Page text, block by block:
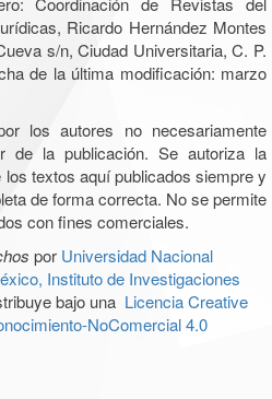
Ricardo Hernández Montes
s/n, Ciudad Universitaria, C. P.
de la última modificación: marzo
los autores no necesariamente
de la publicación. Se autoriza la
textos aquí publicados siempre y
de forma correcta. No se permite
con fines comerciales.
por Universidad Nacional
Instituto de Investigaciones
bajo una Licencia Creative
NoComercial 4.0